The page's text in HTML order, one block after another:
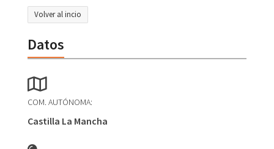
Volver al incio
Datos
COM. AUTÓNOMA:
Castilla La Mancha